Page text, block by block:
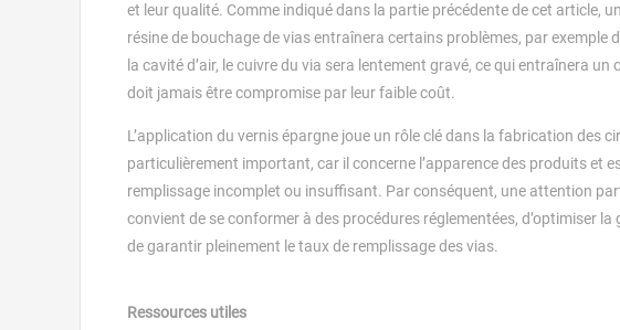
et leur qualité. Comme indiqué dans la partie précédente de cet article,
résine de bouchage de vias entraînera certains problèmes, par
la cavité d’air, le cuivre du via sera lentement gravé, ce qui entraînera
doit jamais être compromise par leur faible coût.
L’application du vernis épargne joue un rôle clé dans la fabrication des
particulièrement important, car il concerne l’apparence des produits et
remplissage incomplet ou insuffisant. Par conséquent, une attention
convient de se conformer à des procédures réglementées, d’optimiser
de garantir pleinement le taux de remplissage des vias.
Ressources utiles